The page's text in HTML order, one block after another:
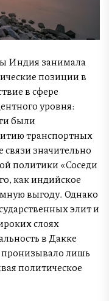
Индия занимала
позиции в
в сфере
уровня:
были
транспортных
связи значительно
политики «Соседи
как индийское
выгоду. Однако
элит и
слоях
в Дакке
пронизывало лишь
политическое